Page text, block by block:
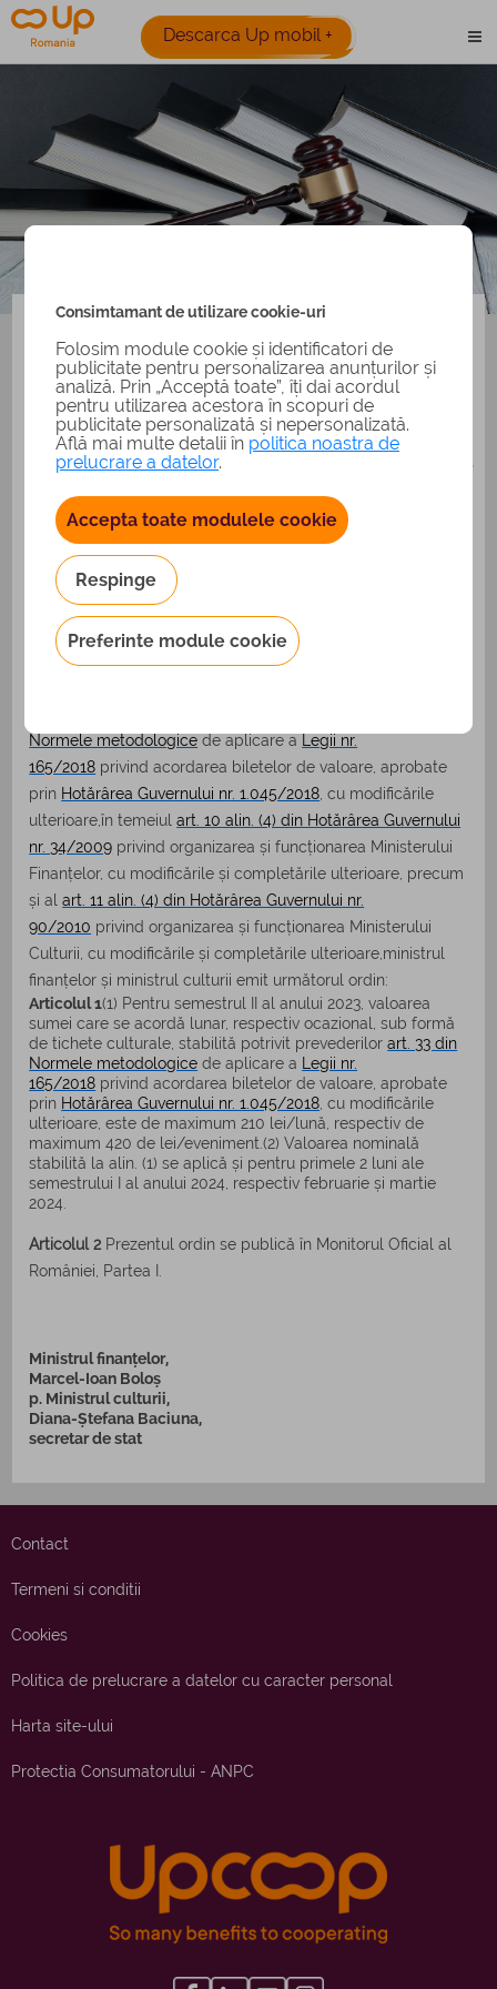
Descarca Up mobil +
Ordinul 2540/3452 din 2023
ORDIN nr. 2.540/3.452/2023 pentru stabilirea
valorii sumei indexate care se acordă sub formă de
tichete culturale pentru semestrul II al anului 2023
MINISTERUL FINANȚELOR Nr. 2.540 din 12 septembrie 2023
Publicat în MONITORUL OFICIAL nr. 899 din 5 octombrie
Având în vedere prevederile
art. 32 din Legea nr.
Normele metodologice de aplicare a
Legii nr.
165/2018 privind acordarea biletelor de valoare, aprobate
prin Hotărârea Guvernului nr. 1.045/2018 , cu modificările
ulterioare,în temeiulart. 10 alin. (4) din Hotărârea Guvernului
nr. 34/2009 privind organizarea și funcționarea Ministerului
Finanțelor, cu modificările și completările ulterioare, precum
și alart. 11 alin. (4) din Hotărârea Guvernului nr.
90/2010 privind organizarea și funcționarea Ministerului
Culturii, cu modificările și completările ulterioare,ministrul
finanțelor și ministrul culturii emit următorul ordin:
Articolul 1(1) Pentru semestrul II al anului 2023, valoarea
sumei care se acordă lunar, respectiv ocazional, sub formă
de tichete culturale, stabilită potrivit prevederilorart. 33 din
Normele metodologice de aplicare a
Legii nr.
165/2018 privind acordarea biletelor de valoare, aprobate
prin Hotărârea Guvernului nr. 1.045/2018 , cu modificările
ulterioare, este de maximum 210 lei/lună, respectiv de
maximum 420 de lei/eveniment.(2) Valoarea nominală
stabilită la alin. (1) se aplică și pentru primele 2 luni ale
semestrului I al anului 2024, respectiv februarie și martie
2024.
Articolul 2 Prezentul ordin se publică în Monitorul Oficial al
României, Partea I.
Ministrul finanțelor,
Marcel-Ioan Boloș
p. Ministrul culturii,
Diana-Ștefana Baciuna,
secretar de stat
Contact
Termeni si conditii
Cookies
Politica de prelucrare a datelor cu caracter personal
Harta site-ului
Protectia Consumatorului - ANPC
Consimtamant de utilizare cookie-uri
Folosim module cookie și identificatori de
publicitate pentru personalizarea anunțurilor și
analiză. Prin „Acceptă toate”, îți dai acordul
pentru utilizarea acestora în scopuri de
publicitate personalizată și nepersonalizată.
Află mai multe detalii în politica noastra de
prelucrare a datelor.
Accepta toate modulele cookie
Respinge
Preferinte module cookie